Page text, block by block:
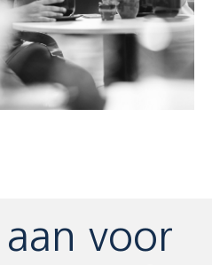
voor